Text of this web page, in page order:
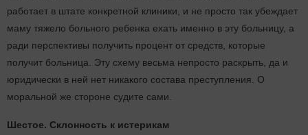
работает в штате конкретной клиники, и не просто так убеждает
маму тяжело больного ребенка ехать именно в эту больницу, а
ради перспективы получить процент от средств, которые
получит больница. Эту схему весьма непросто раскрыть, да и
юридически в ней нет никакого состава преступления. О
моральной же стороне судите сами.
Шестое. Склонность к истерикам